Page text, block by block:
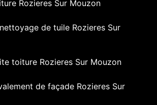
Rozieres Sur Mouzon
de tuile Rozieres Sur
toiture Rozieres Sur Mouzon
de façade Rozieres Sur